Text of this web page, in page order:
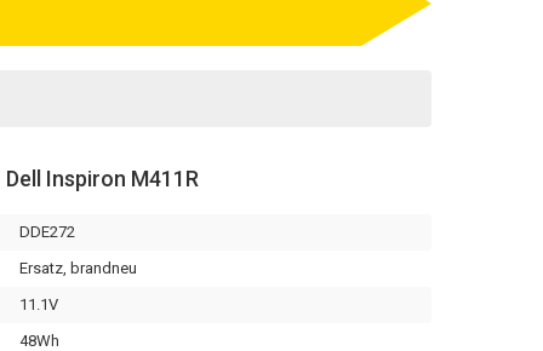
Inspiron M411R
DDE272
Ersatz, brandneu
11.1V
48Wh